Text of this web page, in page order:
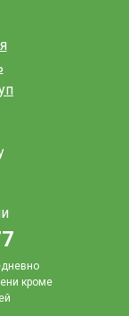
кроме